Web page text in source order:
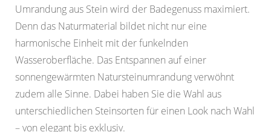
Umrandung aus Stein wird der Badegenuss maximiert.
Denn das Naturmaterial bildet nicht nur eine
harmonische Einheit mit der funkelnden
Wasseroberfläche. Das Entspannen auf einer
sonnengewärmten Natursteinumrandung verwöhnt
zudem alle Sinne. Dabei haben Sie die Wahl aus
unterschiedlichen Steinsorten für einen Look nach Wahl
– von elegant bis exklusiv.